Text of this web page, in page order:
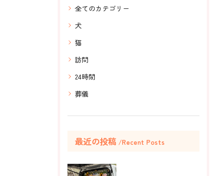
全てのカテゴリー
犬
猫
訪問
24時間
葬儀
最近の投稿 Recent Posts